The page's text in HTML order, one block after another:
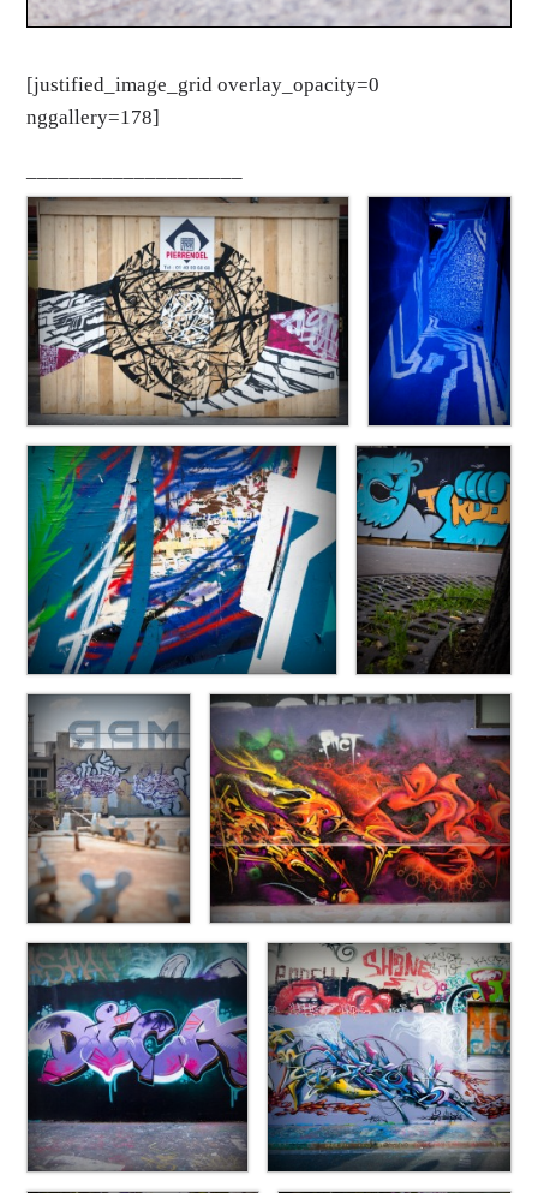
[justified_image_grid overlay_opacity=0
nggallery=178]